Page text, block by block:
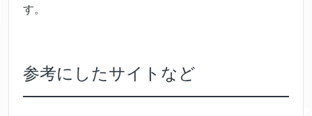
す。
参考にしたサイトなど